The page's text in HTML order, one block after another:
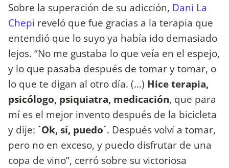
Sobre la superación de su adicción, Dani La
Chepi reveló que fue gracias a la terapia que
entendió que lo suyo ya había ido demasiado
lejos. “No me gustaba lo que veía en el espejo,
y lo que pasaba después de tomar y tomar, o
lo que te digan al otro día. (…) Hice terapia,
psicólogo, psiquiatra, medicación, que para
mí es el mejor invento después de la bicicleta
y dije: ´Ok, sí, puedo´. Después volví a tomar,
pero no en exceso, y puedo disfrutar de una
copa de vino”, cerró sobre su victoriosa